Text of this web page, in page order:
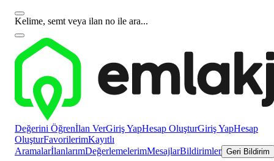
Kelime, semt veya ilan no ile ara...
Değerini Öğrenİlan VerGiriş YapHesap OluşturGiriş YapHesap
OluşturFavorilerimKayıtlı
AramalarİlanlarımDeğerlemelerimMesajlarBildirimler Geri Bildirim